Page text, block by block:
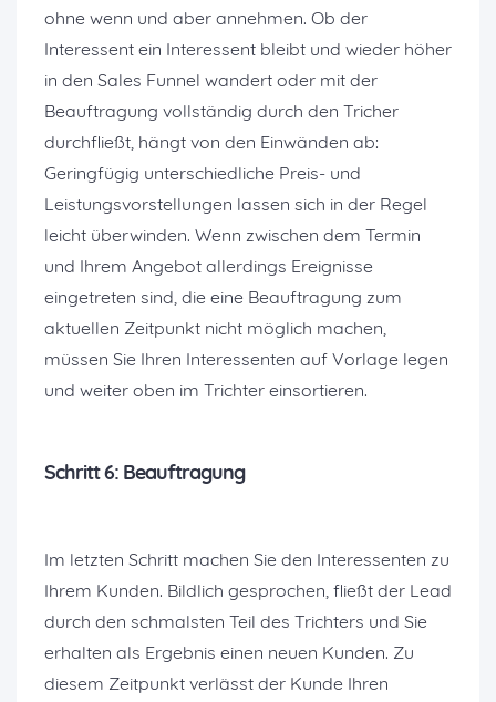
ohne wenn und aber annehmen. Ob der
Interessent ein Interessent bleibt und wieder höher
in den Sales Funnel wandert oder mit der
Beauftragung vollständig durch den Tricher
durchfließt, hängt von den Einwänden ab:
Geringfügig unterschiedliche Preis- und
Leistungsvorstellungen lassen sich in der Regel
leicht überwinden. Wenn zwischen dem Termin
und Ihrem Angebot allerdings Ereignisse
eingetreten sind, die eine Beauftragung zum
aktuellen Zeitpunkt nicht möglich machen,
müssen Sie Ihren Interessenten auf Vorlage legen
und weiter oben im Trichter einsortieren.
Schritt 6: Beauftragung
Im letzten Schritt machen Sie den Interessenten zu
Ihrem Kunden. Bildlich gesprochen, fließt der Lead
durch den schmalsten Teil des Trichters und Sie
erhalten als Ergebnis einen neuen Kunden. Zu
diesem Zeitpunkt verlässt der Kunde Ihren